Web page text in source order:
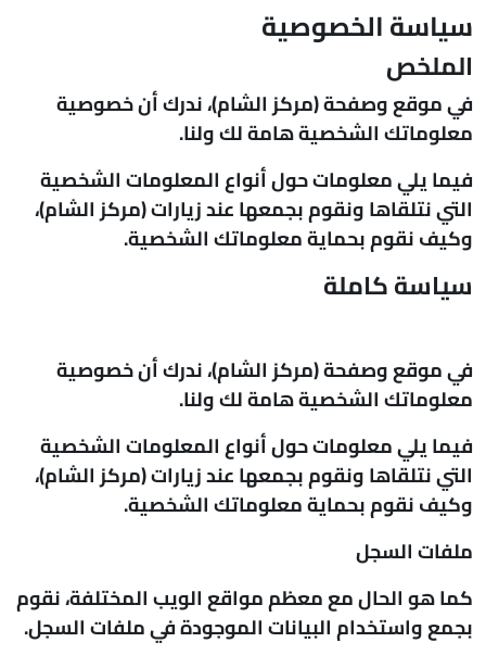
سياسة الخصوصية
الملخص
في موقع وصفحة (مركز الشام)، ندرك أن خصوصية
معلوماتك الشخصية هامة لك ولنا.
فيما يلي معلومات حول أنواع المعلومات الشخصية
التي نتلقاها ونقوم بجمعها عند زيارات (مركز الشام)،
وكيف نقوم بحماية معلوماتك الشخصية.
سياسة كاملة
في موقع وصفحة (مركز الشام)، ندرك أن خصوصية
معلوماتك الشخصية هامة لك ولنا.
فيما يلي معلومات حول أنواع المعلومات الشخصية
التي نتلقاها ونقوم بجمعها عند زيارات (مركز الشام)،
وكيف نقوم بحماية معلوماتك الشخصية.
ملفات السجل
كما هو الحال مع معظم مواقع الويب المختلفة، نقوم
بجمع واستخدام البيانات الموجودة في ملفات السجل.